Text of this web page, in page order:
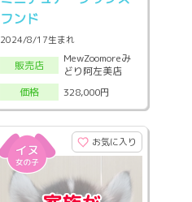
フンド
2024/8/17生まれ
販売店
MewZoomoreみ
どり阿左美店
価格
328,000円
お気に入り